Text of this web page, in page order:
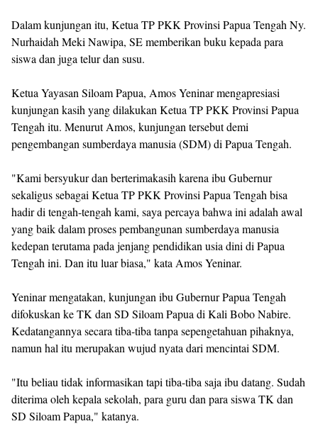
Dalam kunjungan itu, Ketua TP PKK Provinsi Papua Tengah Ny.
Nurhaidah Meki Nawipa, SE memberikan buku kepada para
siswa dan juga telur dan susu.
Ketua Yayasan Siloam Papua, Amos Yeninar mengapresiasi
kunjungan kasih yang dilakukan Ketua TP PKK Provinsi Papua
Tengah itu. Menurut Amos, kunjungan tersebut demi
pengembangan sumberdaya manusia (SDM) di Papua Tengah.
"Kami bersyukur dan berterimakasih karena ibu Gubernur
sekaligus sebagai Ketua TP PKK Provinsi Papua Tengah bisa
hadir di tengah-tengah kami, saya percaya bahwa ini adalah awal
yang baik dalam proses pembangunan sumberdaya manusia
kedepan terutama pada jenjang pendidikan usia dini di Papua
Tengah ini. Dan itu luar biasa," kata Amos Yeninar.
Yeninar mengatakan, kunjungan ibu Gubernur Papua Tengah
difokuskan ke TK dan SD Siloam Papua di Kali Bobo Nabire.
Kedatangannya secara tiba-tiba tanpa sepengetahuan pihaknya,
namun hal itu merupakan wujud nyata dari mencintai SDM.
"Itu beliau tidak informasikan tapi tiba-tiba saja ibu datang. Sudah
diterima oleh kepala sekolah, para guru dan para siswa TK dan
SD Siloam Papua," katanya.